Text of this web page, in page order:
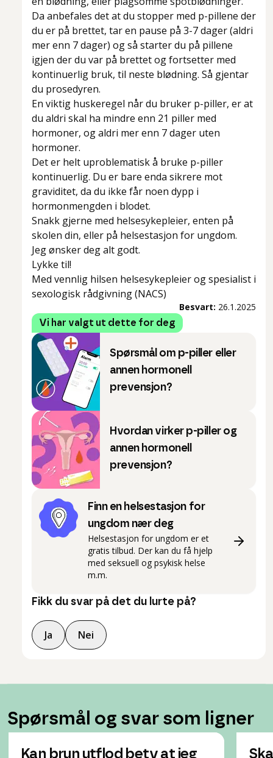
Da anbefales det at du stopper med p-pillene der
du er på brettet, tar en pause på 3-7 dager (aldri
mer enn 7 dager) og så starter du på pillene
igjen der du var på brettet og fortsetter med
kontinuerlig bruk, til neste blødning. Så gjentar
du prosedyren.
En viktig huskeregel når du bruker p-piller, er at
du aldri skal ha mindre enn 21 piller med
hormoner, og aldri mer enn 7 dager uten
hormoner.
Det er helt uproblematisk å bruke p-piller
kontinuerlig. Du er bare enda sikrere mot
graviditet, da du ikke får noen dypp i
hormonmengden i blodet.
Snakk gjerne med helsesykepleier, enten på
skolen din, eller på helsestasjon for ungdom.
Jeg ønsker deg alt godt.
Lykke til!
Med vennlig hilsen helsesykepleier og spesialist i
sexologisk rådgivning (NACS)
Besvart: 26.1.2025
Vi har valgt ut dette for deg
Spørsmål om p-piller eller
annen hormonell
prevensjon?
Hvordan virker p-piller og
annen hormonell
prevensjon?
Finn en helsestasjon for
ungdom nær deg
Helsestasjon for ungdom er et
gratis tilbud. Der kan du få hjelp
med seksuell og psykisk helse
m.m.
Fikk du svar på det du lurte på?
Ja Nei
Spørsmål og svar som ligner
Kan brun utflod bety at jeg